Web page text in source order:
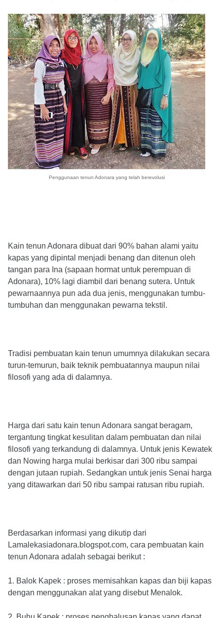
Penggunaan tenun Adonara yang telah berevolusi
Kain tenun Adonara dibuat dari 90% bahan alami yaitu
kapas yang dipintal menjadi benang dan ditenun oleh
tangan para Ina (sapaan hormat untuk perempuan di
Adonara), 10% lagi diambil dari benang sutera. Untuk
pewarnaannya pun ada dua jenis, menggunakan tumbu-
tumbuhan dan menggunakan pewarna tekstil.
Tradisi pembuatan kain tenun umumnya dilakukan secara
turun-temurun, baik teknik pembuatannya maupun nilai
filosofi yang ada di dalamnya.
Harga dari satu kain tenun Adonara sangat beragam,
tergantung tingkat kesulitan dalam pembuatan dan nilai
filosofi yang terkandung di dalamnya. Untuk jenis Kewatek
dan Nowing harga mulai berkisar dari 300 ribu sampai
dengan jutaan rupiah. Sedangkan untuk jenis Senai harga
yang ditawarkan dari 50 ribu sampai ratusan ribu rupiah.
Berdasarkan informasi yang dikutip dari
Lamalekasiadonara.blogspot.com, cara pembuatan kain
tenun Adonara adalah sebagai berikut :
1. Balok Kapek : proses memisahkan kapas dan biji kapas
dengan menggunakan alat yang disebut Menalok.